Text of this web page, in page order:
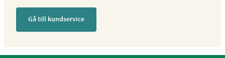
Gå till kundservice